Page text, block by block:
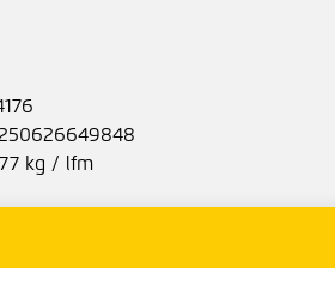
kg / lfm